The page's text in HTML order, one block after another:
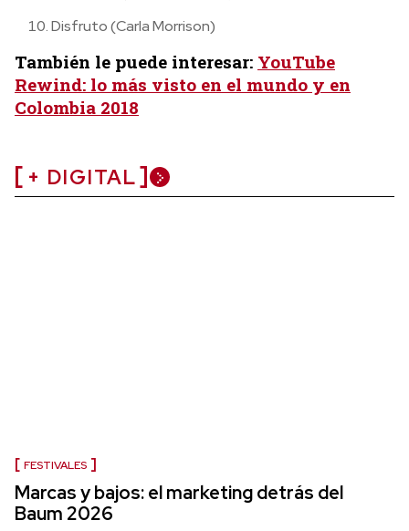
Disfruto (Carla Morrison)
También le puede interesar: YouTube
Rewind: lo más visto en el mundo y en
Colombia 2018
+ DIGITAL
FESTIVALES
Marcas y bajos: el marketing detrás del
Baum 2026